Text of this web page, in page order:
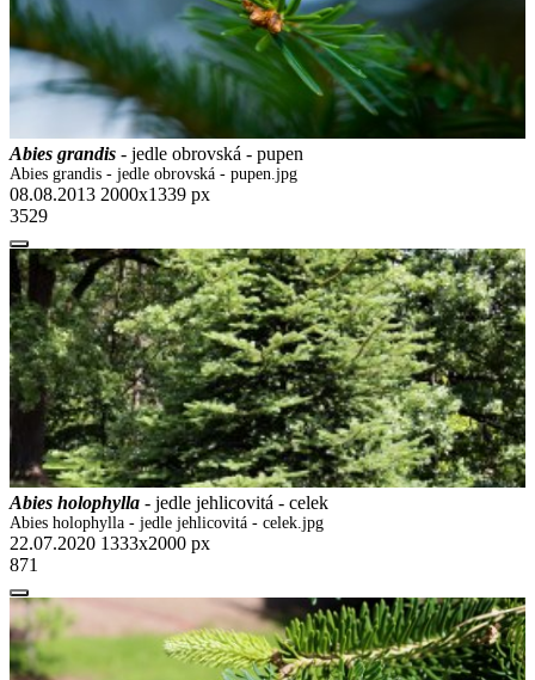
Abies grandis - jedle obrovská - pupen
Abies grandis - jedle obrovská - pupen.jpg
08.08.2013 2000x1339 px
3529
Abies holophylla - jedle jehlicovitá - celek
Abies holophylla - jedle jehlicovitá - celek.jpg
22.07.2020 1333x2000 px
871